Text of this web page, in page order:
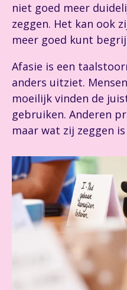
niet goed meer
zeggen. Het kan ook
meer goed kunt
Afasie is een
anders uitziet.
moeilijk vinden de
gebruiken. Anderen
maar wat zij zeggen